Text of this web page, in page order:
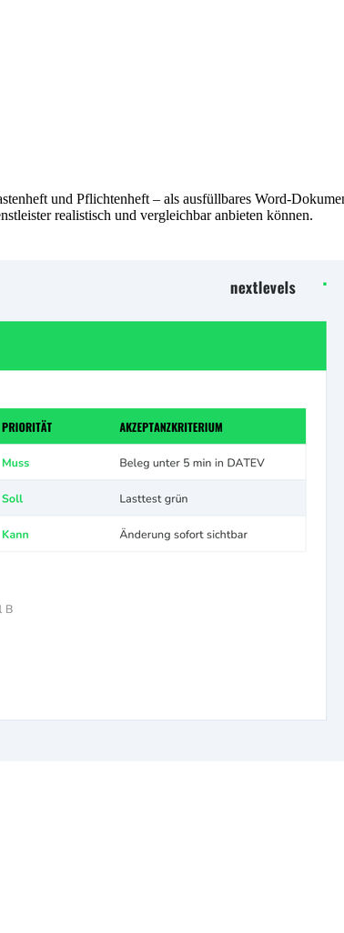
und Pflichtenheft – als ausfüllbares Word-
realistisch und vergleichbar anbieten können.